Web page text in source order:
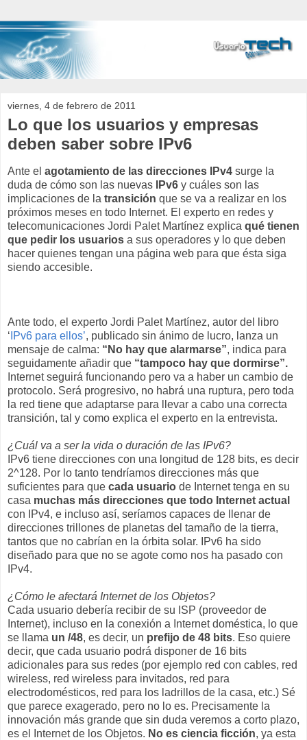
viernes, 4 de febrero de 2011
Lo que los usuarios y empresas
deben saber sobre IPv6
Ante el agotamiento de las direcciones IPv4 surge la
duda de cómo son las nuevas
IPv6 y cuáles son las
implicaciones de la transición que se va a realizar en los
próximos meses en todo Internet. El experto en redes y
telecomunicaciones Jordi Palet Martínez explica qué tienen
que pedir los usuarios a sus operadores y lo que deben
hacer quienes tengan una página web para que ésta siga
siendo accesible.
Ante todo, el experto Jordi Palet Martínez, autor del libro
‘ IPv6 para ellos’, publicado sin ánimo de lucro, lanza un
mensaje de calma: “No hay que alarmarse”, indica para
seguidamente añadir que “tampoco hay que dormirse”.
Internet seguirá funcionando pero va a haber un cambio de
protocolo. Será progresivo, no habrá una ruptura, pero toda
la red tiene que adaptarse para llevar a cabo una correcta
transición, tal y como explica el experto en la entrevista.
¿Cuál va a ser la vida o duración de las IPv6?
IPv6 tiene direcciones con una longitud de 128 bits, es decir
2^128. Por lo tanto tendríamos direcciones más que
suficientes para que cada usuario de Internet tenga en su
casa muchas más direcciones que todo Internet actual
con IPv4, e incluso así, seríamos capaces de llenar de
direcciones trillones de planetas del tamaño de la tierra,
tantos que no cabrían en la órbita solar. IPv6 ha sido
diseñado para que no se agote como nos ha pasado con
IPv4.
¿Cómo le afectará Internet de los Objetos?
Cada usuario debería recibir de su ISP (proveedor de
Internet), incluso en la conexión a Internet doméstica, lo que
se llama un /48, es decir, un prefijo de 48 bits. Eso quiere
decir, que cada usuario podrá disponer de 16 bits
adicionales para sus redes (por ejemplo red con cables, red
wireless, red wireless para invitados, red para
electrodomésticos, red para los ladrillos de la casa, etc.) Sé
que parece exagerado, pero no lo es. Precisamente la
innovación más grande que sin duda veremos a corto plazo,
es el Internet de los Objetos. No es ciencia ficción, ya esta